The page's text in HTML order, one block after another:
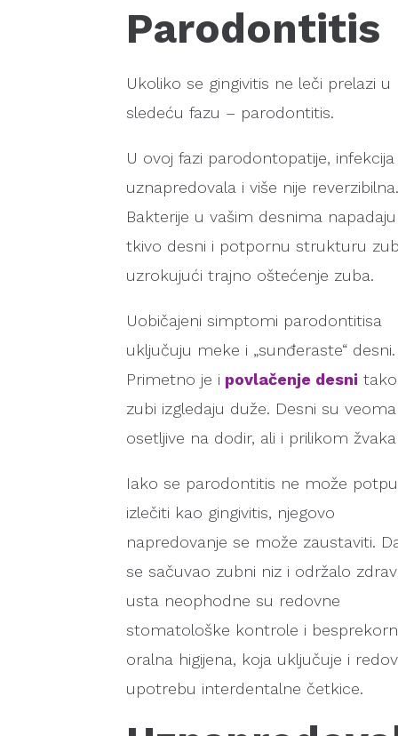
Parodontitis
Ukoliko se gingivitis ne leči prelazi u
sledeću fazu – parodontitis.
U ovoj fazi parodontopatije, infekcija
uznapredovala i više nije reverzibilna.
Bakterije u vašim desnima napadaju
tkivo desni i potpornu strukturu
uzrokujući trajno oštećenje zuba.
Uobičajeni simptomi parodontitisa
uključuju meke i „sunđeraste“ desni.
Primetno je i povlačenje desni
zubi izgledaju duže. Desni su veoma
osetljive na dodir, ali i prilikom
Iako se parodontitis ne može
izlečiti kao gingivitis, njegovo
napredovanje se može zaustaviti.
se sačuvao zubni niz i održalo
usta neophodne su redovne
stomatološke kontrole i
oralna higijena, koja uključuje i
upotrebu interdentalne četkice.